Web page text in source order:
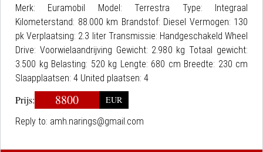
Merk: Euramobil Model: Terrestra Type: Integraal
Kilometerstand: 88.000 km Brandstof: Diesel Vermogen: 130
pk Verplaatsing: 2.3 liter Transmissie: Handgeschakeld Wheel
Drive: Voorwielaandrijving Gewicht: 2.980 kg Totaal gewicht:
3.500 kg Belasting: 520 kg Lengte: 680 cm Breedte: 230 cm
Slaapplaatsen: 4 United plaatsen: 4
Prijs: 8800
EUR
Reply to: amh.narings@gmail.com